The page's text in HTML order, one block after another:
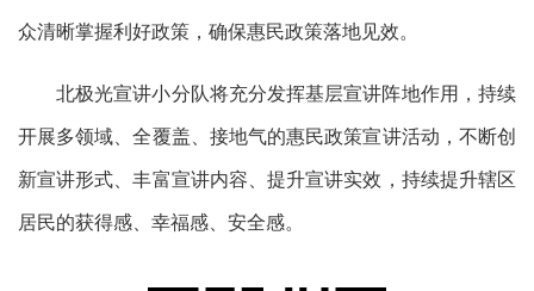
众清晰掌握利好政策，确保惠民政策落地见效。
北极光宣讲小分队将充分发挥基层宣讲阵地作用，持续
开展多领域、全覆盖、接地气的惠民政策宣讲活动，不断创
新宣讲形式、丰富宣讲内容、提升宣讲实效，持续提升辖区
居民的获得感、幸福感、安全感。